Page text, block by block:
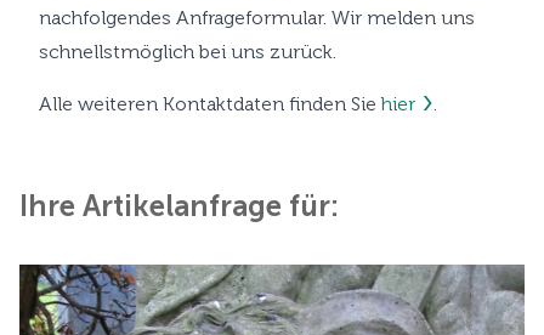
nachfolgendes Anfrageformular. Wir melden uns
schnellstmöglich bei uns zurück.
Alle weiteren Kontaktdaten finden Siehier .
Ihre Artikelanfrage für: